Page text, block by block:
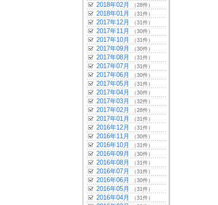
2018年02月 （28件）
2018年01月 （31件）
2017年12月 （31件）
2017年11月 （30件）
2017年10月 （31件）
2017年09月 （30件）
2017年08月 （31件）
2017年07月 （31件）
2017年06月 （30件）
2017年05月 （31件）
2017年04月 （30件）
2017年03月 （32件）
2017年02月 （28件）
2017年01月 （31件）
2016年12月 （31件）
2016年11月 （30件）
2016年10月 （31件）
2016年09月 （30件）
2016年08月 （31件）
2016年07月 （31件）
2016年06月 （30件）
2016年05月 （31件）
2016年04月 （31件）